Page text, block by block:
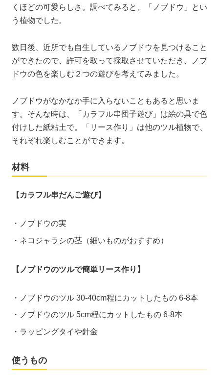
くほどの可愛らしさ。調べてみると、「ノブドウ」とい
う植物でした。
数日後、近所でも自生しているノブドウを見つけること
ができたので、許可を取って採取させていただき、ノブ
ドウの色を楽しむ２つの遊びを考えてみました。
ノブドウがなかなか手に入らないこともあると思いま
す。そんな時は、「カラフル串団子遊び」は絵の具で色
付けした紙粘土で。「リース作り」は他のツル植物で、
それぞれ楽しむことができます。
材料
【カラフル串だんご遊び】
ノブドウの実
ネコジャラシの茎（細いものがおすすめ）
【ノブドウのツルで簡単リース作り】
ノブドウのツル 30-40cm程にカットしたもの 6-8本
ノブドウのツル 5cm程にカットしたもの 6-8本
ラッピングタイや針金
使うもの